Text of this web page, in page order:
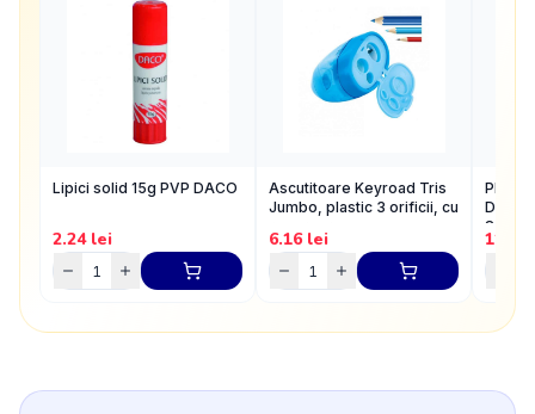
Lipici solid 15g PVP DACO
2.24lei
Ascutitoare Keyroad Tris
Jumbo, plastic 3 orificii, cu
6.16lei
Dough
8x50g
11.44